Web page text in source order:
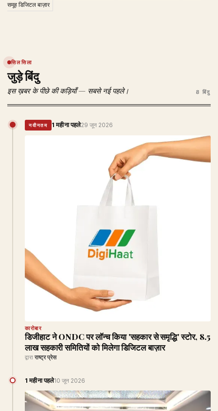
समूह डिजिटल बाज़ार
सिलसिला
जुड़े बिंदु
इस ख़बर के पीछे की कड़ियाँ — सबसे नई पहले। 8 बिंदु
नवीनतम 1 महीना पहले29 जून 2026
कारोबार
डिजीहाट ने ONDC पर लॉन्च किया 'सहकार से समृद्धि' स्टोर, 8.5
लाख सहकारी समितियों को मिलेगा डिजिटल बाज़ार
द्वारा राष्ट्र प्रेस
1 महीना पहले10 जून 2026